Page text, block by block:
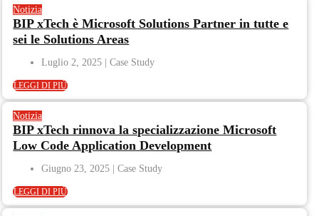
Notizia
BIP xTech è Microsoft Solutions Partner in tutte e
sei le Solutions Areas
Luglio 2, 2025
LEGGI DI PIÙ
Notizia
BIP xTech rinnova la specializzazione Microsoft
Low Code Application Development
Giugno 23, 2025
LEGGI DI PIÙ